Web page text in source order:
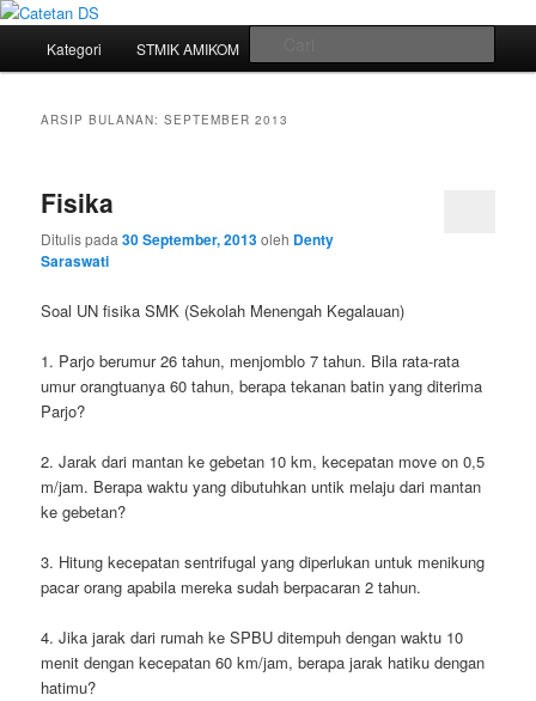
Catetan DS
Mari bermimpi dan ciptakan kehendak
Langsung
utama
Langsung
sekunder
Kategori STMIK AMIKOM
ARSIP BULANAN:SEPTEMBER 2013
Fisika
Ditulis pada30 September, 2013oleh Denty
Saraswati
Soal UN fisika SMK (Sekolah Menengah Kegalauan)
1. Parjo berumur 26 tahun, menjomblo 7 tahun. Bila rata-rata
umur orangtuanya 60 tahun, berapa tekanan batin yang diterima
Parjo?
2. Jarak dari mantan ke gebetan 10 km, kecepatan move on 0,5
m/jam. Berapa waktu yang dibutuhkan untik melaju dari mantan
ke gebetan?
3. Hitung kecepatan sentrifugal yang diperlukan untuk menikung
pacar orang apabila mereka sudah berpacaran 2 tahun.
4. Jika jarak dari rumah ke SPBU ditempuh dengan waktu 10
menit dengan kecepatan 60 km/jam, berapa jarak hatiku dengan
hatimu?